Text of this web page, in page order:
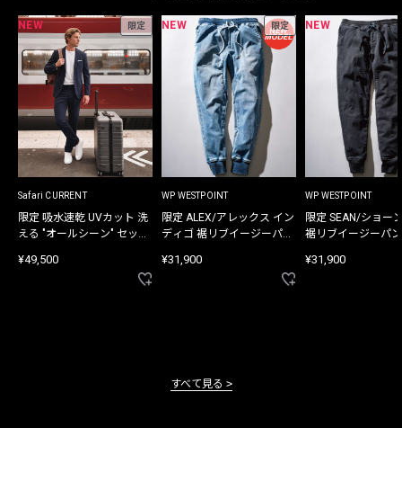
NEW 限定
Safari CURRENT
限定 吸水速乾 UVカット 洗
える "オールシーン" セット
¥49,500
NEW 限定
WP WESTPOINT
限定 ALEX/アレックス イン
ディゴ 裾リブイージーパン
¥31,900
NEW
WP WESTPOINT
限定 SEAN/ショー
裾リブイージーパ
¥31,900
すべて見る